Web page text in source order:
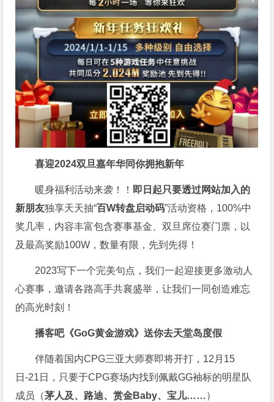
喜迎2024双旦嘉年华同你拥抱新年
暖身福利活动来袭！！ 即日起只要透过网站加入的
新朋友独享天天抽“百W转盘启动码”活动资格，100%中
奖几率，内容丰富包含赛事基金、双旦席位赛门票，以
及最高奖励100W，数量有限，先到先得！
2023写下一个完美句点，我们一起迎接更多激动人
心赛事，邀请各路高手共襄盛举，让我们一同创造难忘
的高光时刻！
播客吧《GoG黄金游戏》送你去天堂岛度假
伴随着国内CPG三亚大师赛即将开打，12月15
日-21日，只要于CPG赛场内找到佩戴GG袖标的明星队
成员（茅人及、路迪、赏金Baby、宝儿……）